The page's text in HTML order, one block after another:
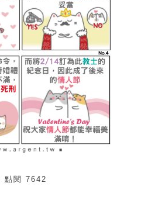
點閱7642